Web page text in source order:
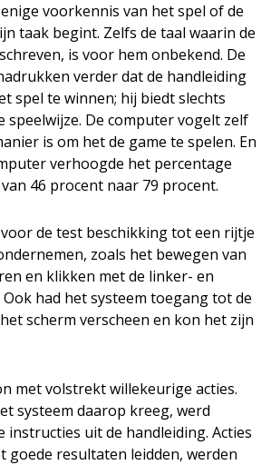
voorkennis van het spel of de
taak begint. Zelfs de taal waarin de
is voor hem onbekend. De
verder dat de handleiding
spel te winnen; hij biedt slechts
speelwijze. De computer vogelt zelf
is om het de game te spelen. En
verhoogde het percentage
46 procent naar 79 procent.
de test beschikking tot een rijtje
zoals het bewegen van
en klikken met de linker- en
had het systeem toegang tot de
scherm verscheen en kon het zijn
met volstrekt willekeurige acties.
systeem daarop kreeg, werd
instructies uit de handleiding. Acties
goede resultaten leidden, werden